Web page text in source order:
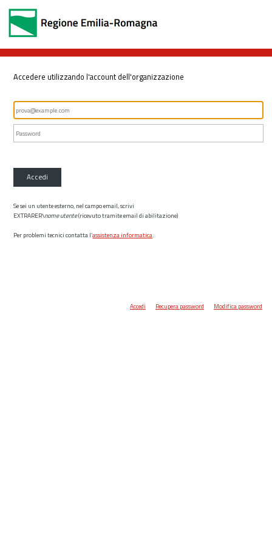
Accedere utilizzando l'account dell'organizzazione
Accedi
Se sei un utente esterno, nel campo email, scrivi
EXTRARER\nome utente(ricevuto tramite email di abilitazione)
Per problemi tecnici contatta l’assistenza informatica.
Accedi Recupera password Modifica password